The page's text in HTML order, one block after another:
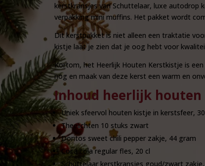
kerstkransjes van Schuttelaar, luxe autodrop
verpakking mini muffins. Het pakket wordt
Dit kerstpakket is niet alleen een traktatie
kistje laat je zien dat je oog hebt voor
Kortom, het Heerlijk Houten Kerstkistje is
nog en maak van deze kerst een warm en
Inhoud heerlijk
Uniek sfeervol houten kistje in kerstsfeer,
Theelichten 10 stuks zwart
Doritos sweet chili pepper zakje, 44 gram
Coca cola regular fles, 20 cl
Schuttelaar kerstkransjes goud/zwart